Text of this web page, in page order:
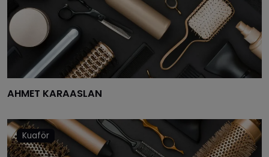
AHMET KARAASLAN
Kuaför